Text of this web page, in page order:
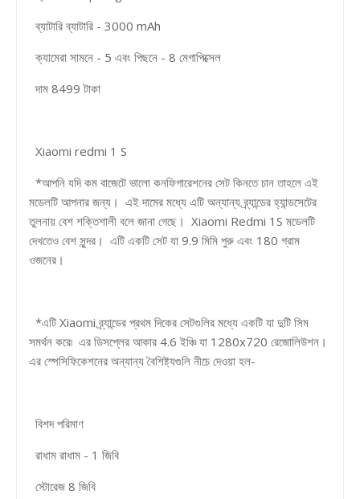
ব্যাটারি ব্যাটারি - 3000 mAh
ক্যামেরা সামনে - 5 এবং পিছনে - 8 মেগাপিক্সেল
দাম 8499 টাকা
Xiaomi redmi 1 S
*আপনি যদি কম বাজেটে ভালো কনফিগারেশনের সেট কিনতে চান তাহলে এই
মডেলটি আপনার জন্য। এই দামের মধ্যে এটি অন্যান্য ব্র্যান্ডের হ্যান্ডসেটের
তুলনায় বেশ শক্তিশালী বলে জানা গেছে। Xiaomi Redmi 1S মডেলটি
দেখতেও বেশ সুন্দর। এটি একটি সেট যা 9.9 মিমি পুরু এবং 180 গ্রাম
ওজনের।
*এটি Xiaomi ব্র্যান্ডের প্রথম দিকের সেটগুলির মধ্যে একটি যা দুটি সিম
সমর্থন করে৷ এর ডিসপ্লের আকার 4.6 ইঞ্চি যা 1280x720 রেজোলিউশন।
এর স্পেসিফিকেশনের অন্যান্য বৈশিষ্ট্যগুলি নীচে দেওয়া হল-
বিশদ পরিমাণ
রাধাম রাধাম - 1 জিবি
স্টোরেজ 8 জিবি